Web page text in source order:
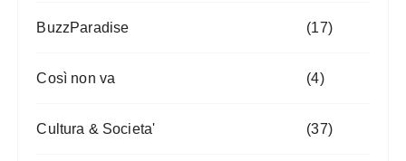
BuzzParadise (17)
Così non va (4)
Cultura & Societa' (37)